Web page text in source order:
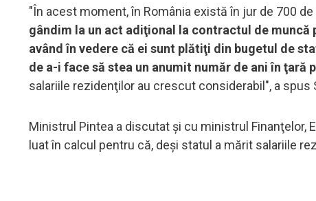
"În acest moment, în România există în jur de 700
gândim la un act adiţional la contractul de
având în vedere că ei sunt plătiţi din bugetul de
de a-i face să stea un anumit număr de ani în ţară
salariile rezidenţilor au crescut considerabil", a spus
Ministrul Pintea a discutat şi cu ministrul Finanţelor,
luat în calcul pentru că, deşi statul a mărit salariile